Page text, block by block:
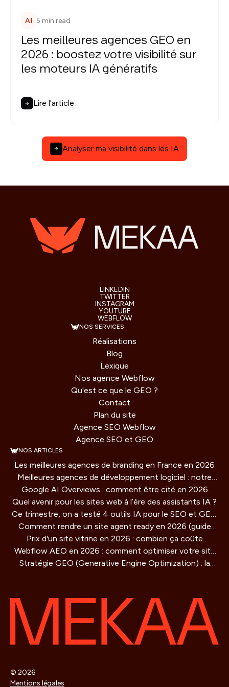
AI 5 min read
Les meilleures agences GEO en
2026 : boostez votre visibilité sur
les moteurs IA génératifs
Lire l'article
Analyser ma visibilité dans les IA
LINKEDIN
TWITTER
INSTAGRAM
YOUTUBE
WEBFLOW
NOS SERVICES
Réalisations
Blog
Lexique
Nos agence Webflow
Qu'est ce que le GEO ?
Contact
Plan du site
Agence SEO Webflow
Agence SEO et GEO
NOS ARTICLES
Les meilleures agences de branding en France en 2026
Meilleures agences de développement logiciel : notre
comparatif 2026
Google AI Overviews : comment être cité en 2026
(guide concret)
Quel avenir pour les sites web à l’ère des assistants IA ?
Ce trimestre, on a testé 4 outils IA pour le SEO et GEO
: verdict honnête
Comment rendre un site agent ready en 2026 (guide
technique)
Prix d'un site vitrine en 2026 : combien ça coûte
vraiment ?
Webflow AEO en 2026 : comment optimiser votre site
pour être cité par les moteurs IA
Stratégie GEO (Generative Engine Optimization) : la
Mentions légales
© 2026